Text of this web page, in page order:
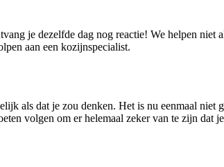
je dezelfde dag nog reactie! We helpen niet
aan een kozijnspecialist.
als dat je zou denken. Het is nu eenmaal niet
volgen om er helemaal zeker van te zijn